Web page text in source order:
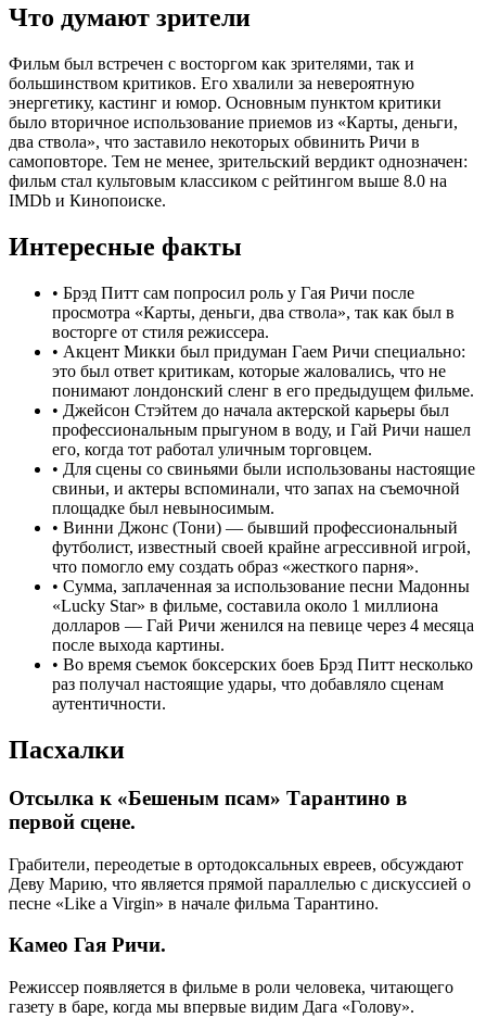
Что думают зрители
Фильм был встречен с восторгом как зрителями, так и
большинством критиков. Его хвалили за невероятную
энергетику, кастинг и юмор. Основным пунктом критики
было вторичное использование приемов из «Карты, деньги,
два ствола», что заставило некоторых обвинить Ричи в
самоповторе. Тем не менее, зрительский вердикт однозначен:
фильм стал культовым классиком с рейтингом выше 8.0 на
IMDb и Кинопоиске.
Интересные факты
• Брэд Питт сам попросил роль у Гая Ричи после
просмотра «Карты, деньги, два ствола», так как был в
восторге от стиля режиссера.
• Акцент Микки был придуман Гаем Ричи специально:
это был ответ критикам, которые жаловались, что не
понимают лондонский сленг в его предыдущем фильме.
• Джейсон Стэйтем до начала актерской карьеры был
профессиональным прыгуном в воду, и Гай Ричи нашел
его, когда тот работал уличным торговцем.
• Для сцены со свиньями были использованы настоящие
свиньи, и актеры вспоминали, что запах на съемочной
площадке был невыносимым.
• Винни Джонс (Тони) — бывший профессиональный
футболист, известный своей крайне агрессивной игрой,
что помогло ему создать образ «жесткого парня».
• Сумма, заплаченная за использование песни Мадонны
«Lucky Star» в фильме, составила около 1 миллиона
долларов — Гай Ричи женился на певице через 4 месяца
после выхода картины.
• Во время съемок боксерских боев Брэд Питт несколько
раз получал настоящие удары, что добавляло сценам
аутентичности.
Пасхалки
Отсылка к «Бешеным псам» Тарантино в
первой сцене.
Грабители, переодетые в ортодоксальных евреев, обсуждают
Деву Марию, что является прямой параллелью с дискуссией о
песне «Like a Virgin» в начале фильма Тарантино.
Камео Гая Ричи.
Режиссер появляется в фильме в роли человека, читающего
газету в баре, когда мы впервые видим Дага «Голову».